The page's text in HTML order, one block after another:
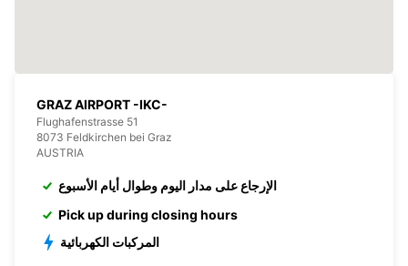
GRAZ AIRPORT -IKC-
Flughafenstrasse 51
8073 Feldkirchen bei Graz
AUSTRIA
الإرجاع على مدار اليوم وطوال أيام الأسبوع
Pick up during closing hours
المركبات الكهربائية